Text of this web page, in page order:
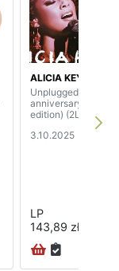
ALICIA KEYS
Unplugged (20th
anniversary
edition) (2LP)
3.10.2025
LP
143,89 zł